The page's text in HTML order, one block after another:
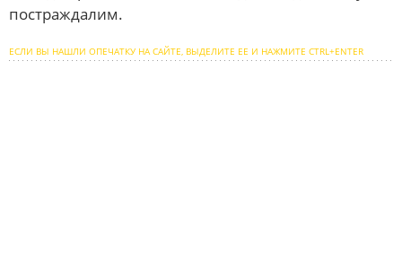
постраждалим.
ЕСЛИ ВЫ НАШЛИ ОПЕЧАТКУ НА САЙТЕ, ВЫДЕЛИТЕ ЕЕ И НАЖМИТЕ CTRL+ENTER